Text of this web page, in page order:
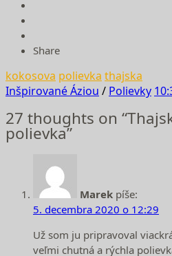
Share
kokosova polievka thajska
Inšpirované Áziou / Polievky
27 thoughts on
polievka”
Marek píše:
5. decembra 2020 o 12:29
Už som ju pripravoval
veľmi chutná a rýchla